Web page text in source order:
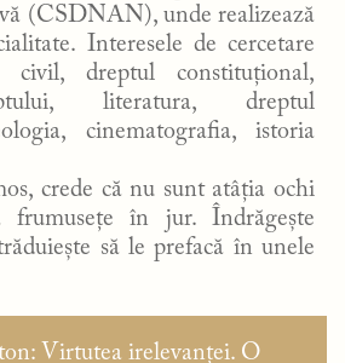
(CSDNAN), unde realizează
Interesele de cercetare
civil, dreptul constituțional,
literatura, dreptul
cinematografia, istoria
crede că nu sunt atâția ochi
frumusețe în jur. Îndrăgește
să le prefacă în unele
Virtutea irelevanței. O